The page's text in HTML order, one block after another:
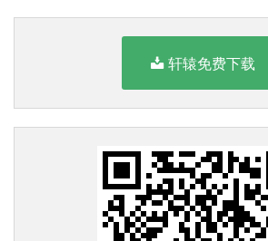
轩辕免费下载